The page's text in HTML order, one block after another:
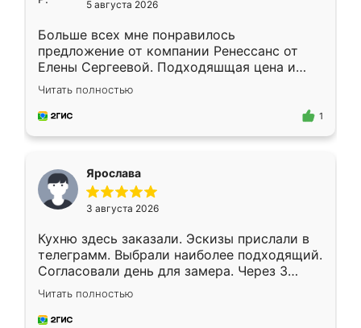
5 августа 2026
Больше всех мне понравилось
предложение от компании Ренессанс от
Елены Сергеевой. Подходяшщая цена и
короткие сроки изготовления. Приехавший
для замера сотрудник Владислав
предложил по моему эскизу самый
Читать полностью
1
Ярослава
3 августа 2026
Кухню здесь заказали. Эскизы прислали в
телеграмм. Выбрали наиболее подходящий.
Согласовали день для замера. Через 3
недели кухня была уже готова. Остались
довольны работой. Спасибо Ренессанс
мебель за качественную работу!
Читать полностью